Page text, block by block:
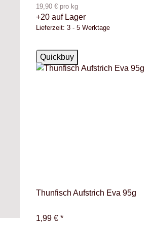
19,90 € pro kg
+20 auf Lager
Lieferzeit: 3 - 5 Werktage
Quickbuy
Auf Lager
Thunfisch Aufstrich Eva 95g
1,99 € *